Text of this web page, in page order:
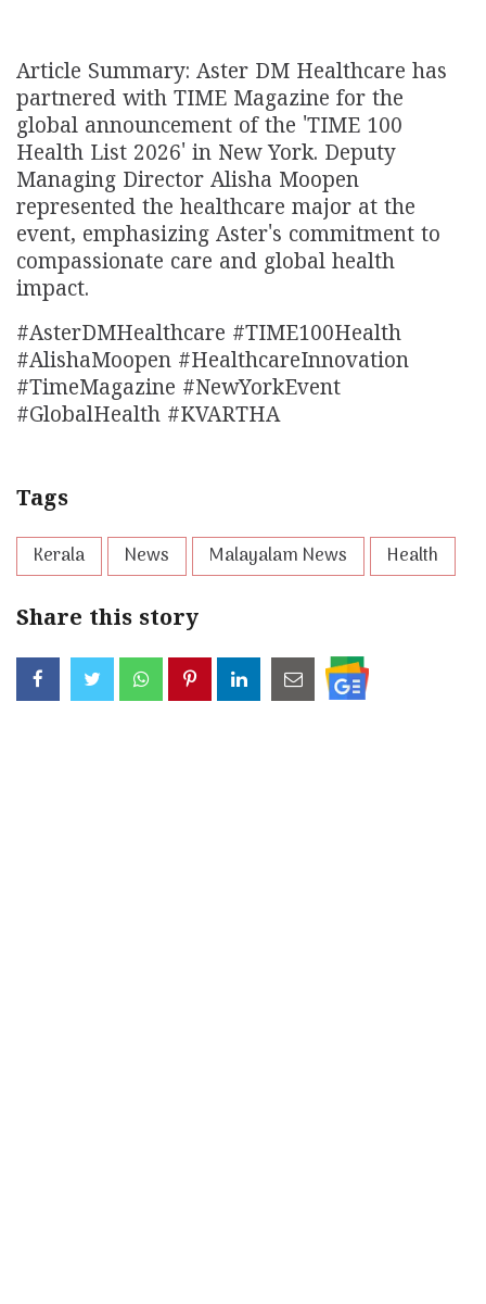
Article Summary: Aster DM Healthcare has
partnered with TIME Magazine for the
global announcement of the 'TIME 100
Health List 2026' in New York. Deputy
Managing Director Alisha Moopen
represented the healthcare major at the
event, emphasizing Aster's commitment to
compassionate care and global health
impact.
#AsterDMHealthcare #TIME100Health
#AlishaMoopen #HealthcareInnovation
#TimeMagazine #NewYorkEvent
#GlobalHealth #KVARTHA
Tags
Kerala News Malayalam News Health
Share this story